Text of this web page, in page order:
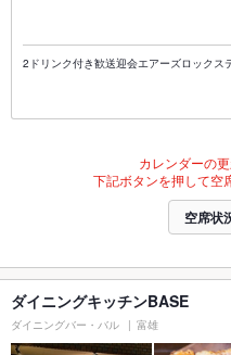
2ドリンク付き歓送迎会エアーズロックス
カレンダーの
下記ボタンを押して空
空席状
ダイニングキッチンBASE
ダイニングバー・バル 富雄